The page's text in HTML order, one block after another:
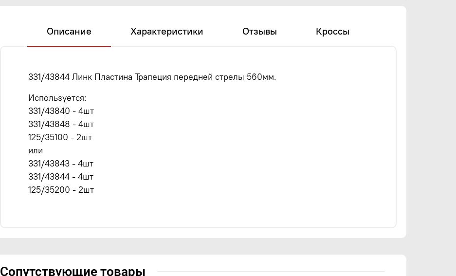
Описание Характеристики Отзывы Кроссы
331/43844 Линк Пластина Трапеция передней стрелы 560мм.
Используется:
331/43840 - 4шт
331/43848 - 4шт
125/35100 - 2шт
или
331/43843 - 4шт
331/43844 - 4шт
125/35200 - 2шт
Сопутствующие товары